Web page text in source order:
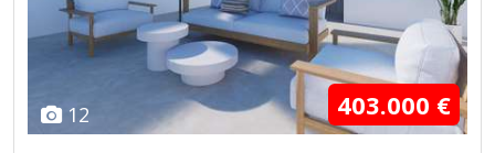
12 403.000 €